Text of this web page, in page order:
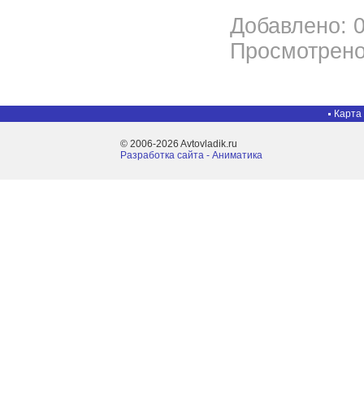
Добавлено:
Карта
© 2006-2026 Avtovladik.ru
Разработка сайта - Aниматика